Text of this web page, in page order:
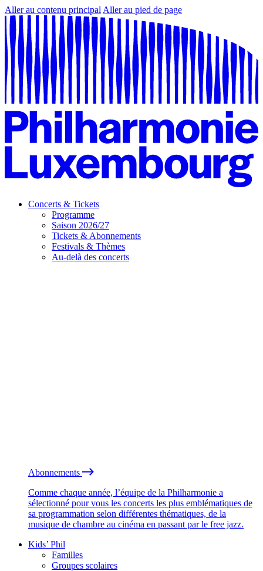
Aller au contenu principal Aller au pied de page
Concerts & Tickets
Programme
Saison 2026/27
Tickets & Abonnements
Festivals & Thèmes
Au-delà des concerts
Abonnements
Comme chaque année, l’équipe de la Philharmonie a
sélectionné pour vous les concerts les plus emblématiques de
sa programmation selon différentes thématiques, de la
musique de chambre au cinéma en passant par le free jazz.
Kids’ Phil
Familles
Groupes scolaires